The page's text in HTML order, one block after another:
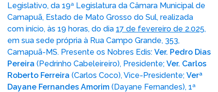
TRANSPARÊNCIA
LEGISLATIVO
OUVIDORIA
Legislativo, da 19ª Legislatura da Câmara Municipal de
Camapuã, Estado de Mato Grosso do Sul, realizada
com início, às 19 horas, do dia 17 de fevereiro de 2.025,
em sua sede própria à Rua Campo Grande, 353,
Camapuã-MS. Presente os Nobres Edis: Ver. Pedro Dias
Pereira (Pedrinho Cabeleireiro), Presidente; Ver. Carlos
Roberto Ferreira (Carlos Coco), Vice-Presidente; Verª
Dayane Fernandes Amorim (Dayane Fernandes), 1ª